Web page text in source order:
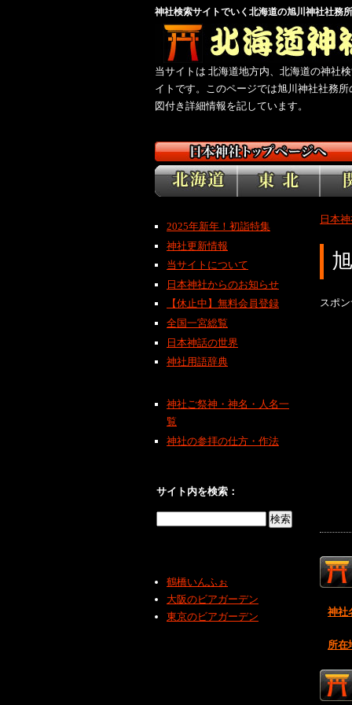
神社検索サイトでいく北海道の旭川神社社務所
当サイトは 北海道地方内、北海道の神社
イトです。このページでは旭川神社社務所
図付き詳細情報を記しています。
日本
スポ
神社
所在
2025年新年！初詣特集
神社更新情報
当サイトについて
日本神社からのお知らせ
【休止中】無料会員登録
全国一宮総覧
日本神話の世界
神社用語辞典
神社ご祭神・神名・人名一
覧
神社の参拝の仕方・作法
サイト内を検索：
鶴橋いんふぉ
大阪のビアガーデン
東京のビアガーデン